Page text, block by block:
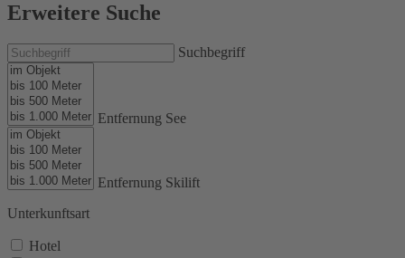
Erweitere Suche
Suchbegriff
Entfernung See
Entfernung Skilift
Unterkunftsart
Hotel